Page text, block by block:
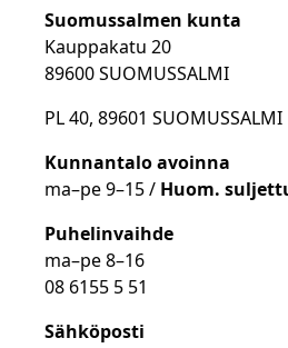
Suomussalmen kunta
Kauppakatu 20
89600 SUOMUSSALMI
PL 40, 89601 SUOMUSSALMI
Kunnantalo avoinna
ma–pe 9–15 / Huom.
Puhelinvaihde
ma–pe 8–16
08 6155 5 51
Sähköposti